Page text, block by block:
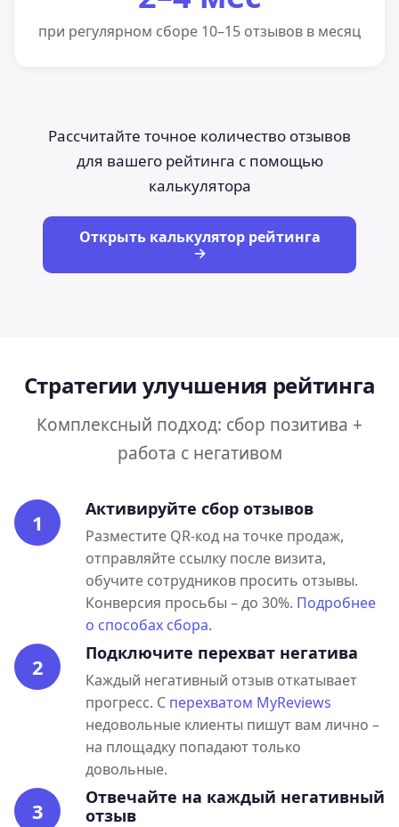
при регулярном сборе 10–15 отзывов в месяц
Рассчитайте точное количество отзывов
для вашего рейтинга с помощью
калькулятора
Открыть калькулятор рейтинга
→
Стратегии улучшения рейтинга
Комплексный подход: сбор позитива +
работа с негативом
1
Активируйте сбор отзывов
Разместите QR-код на точке продаж,
отправляйте ссылку после визита,
обучите сотрудников просить отзывы.
Конверсия просьбы – до 30%. Подробнее
о способах сбора.
2
Подключите перехват негатива
Каждый негативный отзыв откатывает
прогресс. С перехватом MyReviews
недовольные клиенты пишут вам лично –
на площадку попадают только
довольные.
3
Отвечайте на каждый негативный
отзыв